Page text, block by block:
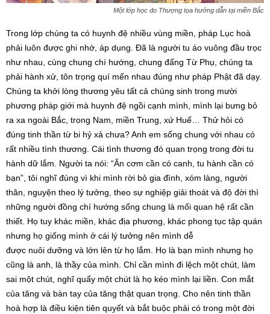
Một lớp học do Thượng tọa hướng dẫn tại miền Bắc
Trong lớp chúng ta có huynh đệ nhiều vùng miền, pháp Lục hoà
phải luôn được ghi nhớ, áp dụng. Đã là người tu áo vuông đầu trọc
như nhau, cùng chung chí hướng, chung đấng Từ Phụ, chúng ta
phải hành xử, tôn trọng quí mến nhau đúng như pháp Phật đã dạy.
Chúng ta khởi lòng thương yêu tất cả chúng sinh trong mười
phương pháp giới mà huynh đệ ngồi cạnh mình, mình lại bưng bỏ
ra xa ngoài Bắc, trong Nam, miền Trung, xứ Huế… Thử hỏi có
đúng tinh thần từ bi hỷ xả chưa? Anh em sống chung với nhau có
rất nhiều tình thương. Cái tình thương đó quan trọng trong đời tu
hành dữ lắm. Người ta nói: “Ăn cơm cần có canh, tu hành cần có
bạn”, tôi nghĩ đúng vì khi mình rời bỏ gia đình, xóm làng, người
thân, nguyện theo lý tưởng, theo sự nghiệp giải thoát và độ đời thì
những người đồng chí hướng sống chung là mối quan hệ rất cần
thiết. Họ tuy khác miền, khác địa phương, khác phong tục tập quán
nhưng họ giống mình ở cái lý tưởng nên mình dễ
được nuôi dưỡng và lớn lên từ họ lắm. Họ là bạn mình nhưng họ
cũng là anh, là thầy của mình. Chỉ cần mình đi lệch một chút, làm
sai một chút, nghĩ quấy một chút là họ kéo mình lại liền. Con mắt
của tăng và bàn tay của tăng thật quan trọng. Cho nên tinh thần
hoà hợp là điều kiện tiên quyết và bắt buộc phải có trong một đời